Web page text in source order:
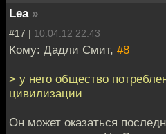
Lea »
#17 | 10.04.12 22:43
Кому: Дадли Смит, #8
> у него общество
цивилизации
Он может оказаться